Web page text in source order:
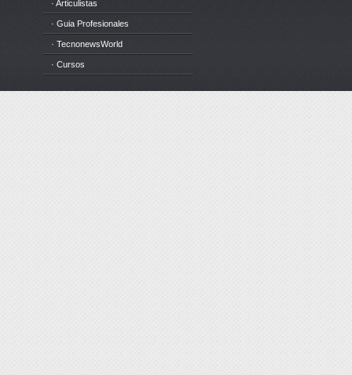
· Articulistas
· Guia Profesionales
· TecnonewsWorld
· Cursos